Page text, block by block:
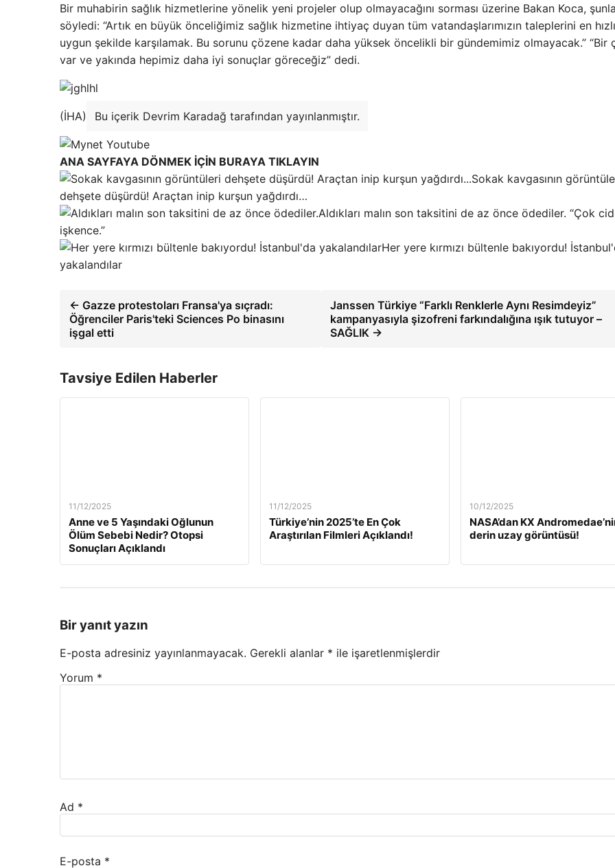
Bir muhabirin sağlık hizmetlerine yönelik yeni projeler olup olmayacağını sorması üzerine Bakan Koca,
söyledi: “Artık en büyük önceliğimiz sağlık hizmetine ihtiyaç duyan tüm vatandaşlarımızın taleplerini en
uygun şekilde karşılamak. Bu sorunu çözene kadar daha yüksek öncelikli bir gündemimiz olmayacak.” “Bir
var ve yakında hepimiz daha iyi sonuçlar göreceğiz” dedi.
(İHA) Bu içerik Devrim Karadağ tarafından yayınlanmıştır.
ANA SAYFAYA DÖNMEK İÇİN BURAYA TIKLAYIN
Sokak kavgasının
dehşete düşürdü! Araçtan inip kurşun yağdırdı…
Aldıkları malın son taksitini de az önce ödediler. “Çok
işkence.”
Her yere kırmızı bültenle bakıyordu!
yakalandılar
← Gazze protestoları Fransa'ya sıçradı:
Öğrenciler Paris'teki Sciences Po binasını
işgal etti
Janssen Türkiye “Farklı Renklerle Aynı Resimdeyiz”
kampanyasıyla şizofreni farkındalığına ışık tutuyor –
SAĞLIK →
Tavsiye Edilen Haberler
11/12/2025
Anne ve 5 Yaşındaki Oğlunun
Ölüm Sebebi Nedir? Otopsi
Sonuçları Açıklandı
11/12/2025
Türkiye’nin 2025’te En Çok
Araştırılan Filmleri Açıklandı!
10/12/2025
NASA’dan KX
derin uzay görüntüsü!
Bir yanıt yazın
E-posta adresiniz yayınlanmayacak. Gerekli alanlar * ile işaretlenmişlerdir
Yorum *
Ad *
E-posta *